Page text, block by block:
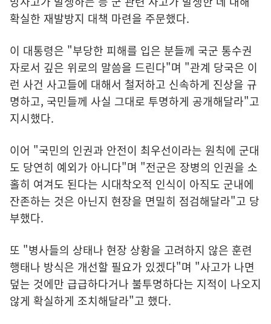
확실한 재발방지 대책 마련을 주문했다.
이 대통령은 "부당한 피해를 입은 분들께 국군 통수권
자로서 깊은 위로의 말씀을 드린다"며 "관계 당국은 이
런 사건 사고들에 대해서 철저하고 신속하게 진상을 규
명하고, 국민들께 사실 그대로 투명하게 공개해달라"고
지시했다.
이어 "국민의 인권과 안전이 최우선이라는 원칙에 군대
도 당연히 예외가 아니다"며 "전군은 장병의 인권을 소
홀히 여겨도 된다는 시대착오적 인식이 아직도 군내에
잔존하는 것은 아닌지 현장을 면밀히 점검해달라"고 당
부했다.
또 "병사들의 상태나 현장 상황을 고려하지 않은 훈련
행태나 방식은 개선할 필요가 있겠다"며 "사고가 나면
덮는 것에만 급급하다거나 불투명하다는 지적이 나오지
않게 확실하게 조치해달라"고 했다.